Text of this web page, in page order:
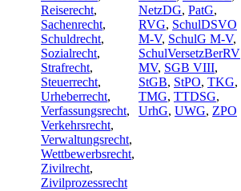
Reiserecht,
Sachenrecht,
Schuldrecht,
Sozialrecht,
Strafrecht,
Steuerrecht,
Urheberrecht,
Verfassungsrecht,
Verkehrsrecht,
Verwaltungsrecht,
Wettbewerbsrecht,
Zivilrecht,
Zivilprozessrecht
NetzDG, PatG,
RVG, SchulDSVO
M-V, SchulG M-V,
SchulVersetzBerRV
MV, SGB VIII,
StGB, StPO, TKG,
TMG, TTDSG,
UrhG, UWG, ZPO